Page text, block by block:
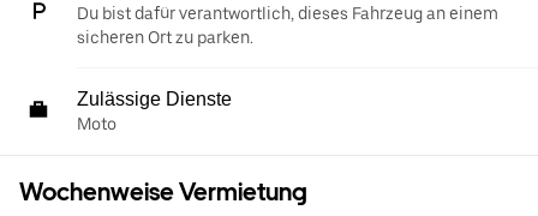
Du bist dafür verantwortlich, dieses Fahrzeug an einem
sicheren Ort zu parken.
Zulässige Dienste
Moto
Wochenweise Vermietung